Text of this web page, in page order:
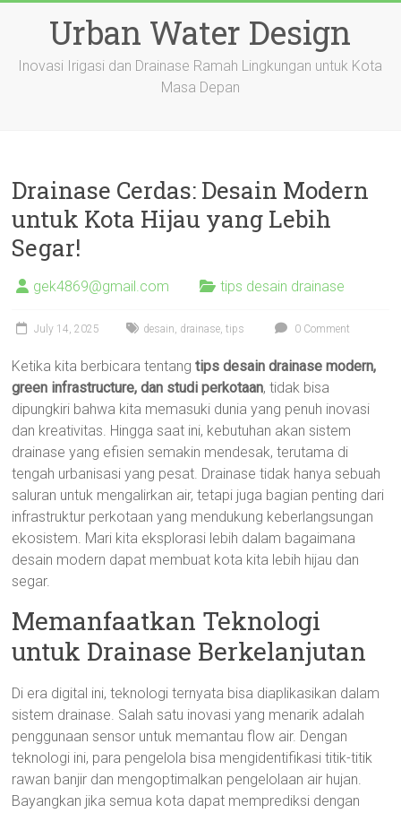
Urban Water Design
Inovasi Irigasi dan Drainase Ramah Lingkungan untuk Kota
Masa Depan
Drainase Cerdas: Desain Modern
untuk Kota Hijau yang Lebih
Segar!
gek4869@gmail.com tips desain drainase
July 14, 2025 desain, drainase,tips 0 Comment
Ketika kita berbicara tentangtips desain drainase modern,
green infrastructure, dan studi perkotaan, tidak bisa
dipungkiri bahwa kita memasuki dunia yang penuh inovasi
dan kreativitas. Hingga saat ini, kebutuhan akan sistem
drainase yang efisien semakin mendesak, terutama di
tengah urbanisasi yang pesat. Drainase tidak hanya sebuah
saluran untuk mengalirkan air, tetapi juga bagian penting dari
infrastruktur perkotaan yang mendukung keberlangsungan
ekosistem. Mari kita eksplorasi lebih dalam bagaimana
desain modern dapat membuat kota kita lebih hijau dan
segar.
Memanfaatkan Teknologi
untuk Drainase Berkelanjutan
Di era digital ini, teknologi ternyata bisa diaplikasikan dalam
sistem drainase. Salah satu inovasi yang menarik adalah
penggunaan sensor untuk memantau flow air. Dengan
teknologi ini, para pengelola bisa mengidentifikasi titik-titik
rawan banjir dan mengoptimalkan pengelolaan air hujan.
Bayangkan jika semua kota dapat memprediksi dengan